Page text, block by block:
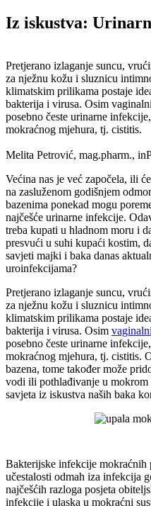
Iz iskustva:
Pretjerano izlaganje suncu,
za nježnu kožu i sluznicu
klimatskim prilikama postaje
bakterija i virusa. Osim
posebno česte urinarne
mokraćnog mjehura, tj. cistitis.
Melita Petrović, mag.pharm.,
Većina nas je već započela, ili
na zasluženom godišnjem
bazenima ponekad mogu
najčešće urinarne infekcije.
treba kupati u hladnom moru i
presvući u suhi kupaći kostim,
savjeti majki i baka danas
uroinfekcijama?
Pretjerano izlaganje suncu,
za nježnu kožu i sluznicu
klimatskim prilikama postaje
bakterija i virusa. Osim
posebno česte urinarne
mokraćnog mjehura, tj. cistitis.
bazena, tome također može
vodi ili pothlađivanje u mokrom
savjeta iz iskustva naših baka
Bakterijske infekcije mokraćnih
učestalosti odmah iza infekcija
najčešćih razloga posjeta
infekcije i ulaska u mokraćni